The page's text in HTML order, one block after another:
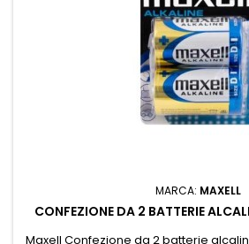
MARCA: MAXELL
CONFEZIONE DA 2 BATTERIE
Maxell Confezione da 2 batterie